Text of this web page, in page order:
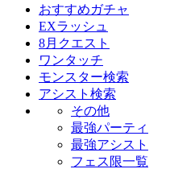
おすすめガチャ
EXラッシュ
8月クエスト
ワンタッチ
モンスター検索
アシスト検索
その他
最強パーティ
最強アシスト
フェス限一覧